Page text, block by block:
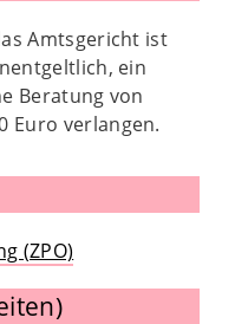
Amtsgericht ist
ein
Beratung von
Euro verlangen.
(ZPO)